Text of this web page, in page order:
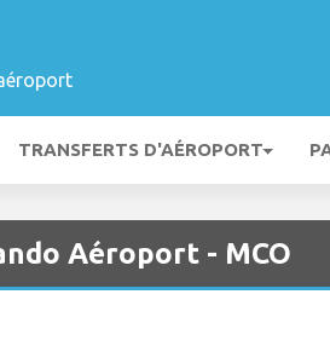
TRANSFERTS D'AÉROPORT
Aéroport - MCO